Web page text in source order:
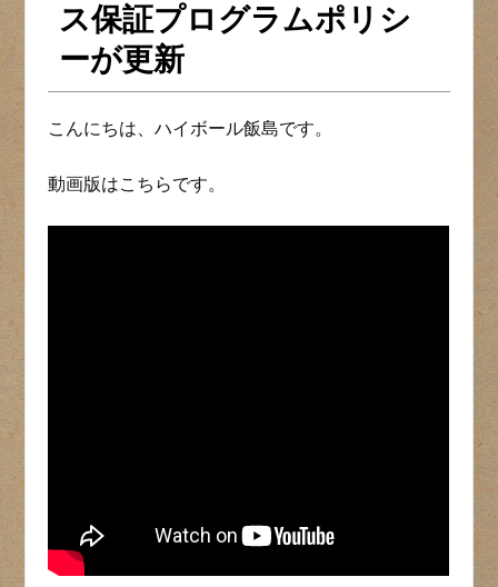
ス保証プログラムポリシ
ーが更新
こんにちは、ハイボール飯島です。
動画版はこちらです。